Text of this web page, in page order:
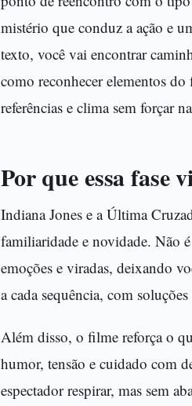
mistério que conduz a ação e
texto, você vai encontrar
como reconhecer elementos
referências e clima sem forçar
Por que essa fase
Indiana Jones e a Última
familiaridade e novidade. Não
emoções e viradas, deixando
a cada sequência, com
Além disso, o filme reforça o
humor, tensão e cuidado com
espectador respirar, mas sem